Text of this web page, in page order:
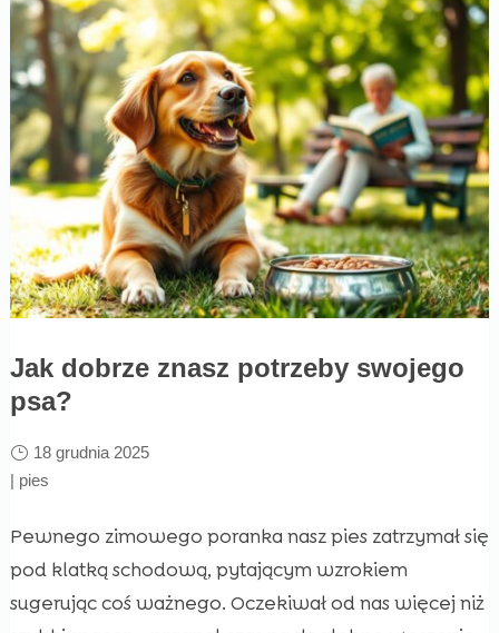
Jak dobrze znasz potrzeby swojego
psa?
18 grudnia 2025
| pies
Pewnego zimowego poranka nasz pies zatrzymał się
pod klatką schodową, pytającym wzrokiem
sugerując coś ważnego. Oczekiwał od nas więcej niż